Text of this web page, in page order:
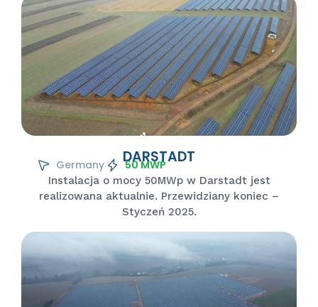
DARSTADT
Germany 50 MWP
Instalacja o mocy 50MWp w Darstadt jest
realizowana aktualnie. Przewidziany koniec –
Styczeń 2025.